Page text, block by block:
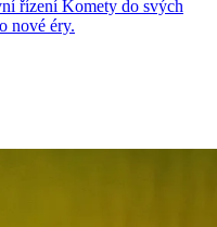
řízení Komety do svých
nové éry.